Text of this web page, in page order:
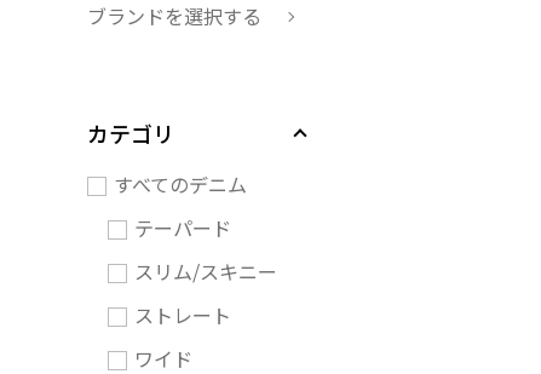
ブランドを選択する
カテゴリ
すべてのデニム
テーパード
スリム/スキニー
ストレート
ワイド